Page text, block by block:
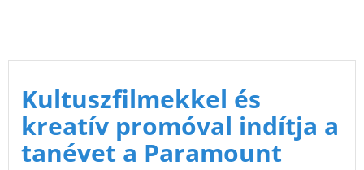
Kultuszfilmekkel és
kreatív promóval indítja a
tanévet a Paramount